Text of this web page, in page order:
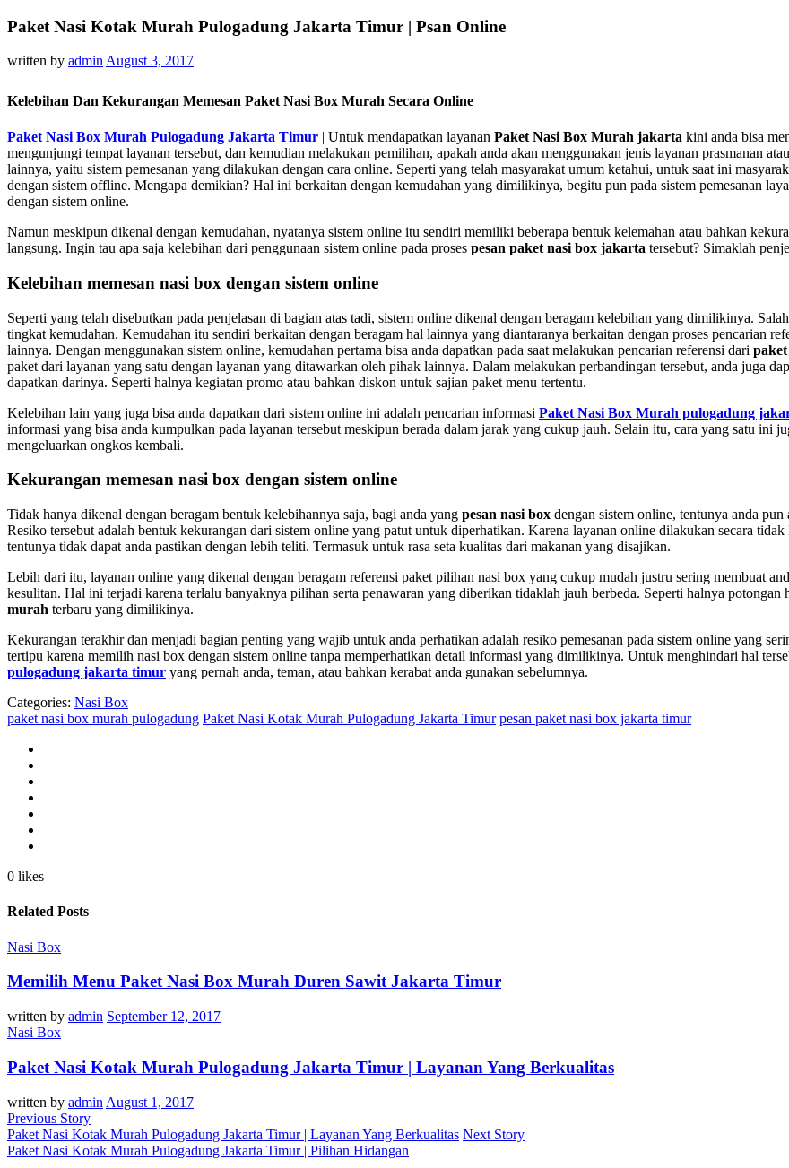
Paket Nasi Kotak Murah Pulogadung Jakarta Timur | Psan Online
written by adminAugust 3, 2017
Kelebihan Dan Kekurangan Memesan Paket Nasi Box Murah Secara Online
Paket Nasi Box Murah Pulogadung Jakarta Timur | Untuk mendapatkan layanan Paket Nasi Box Murah jakarta kini anda bisa
mengunjungi tempat layanan tersebut, dan kemudian melakukan pemilihan, apakah anda akan menggunakan jenis layanan prasmanan
lainnya, yaitu sistem pemesanan yang dilakukan dengan cara online. Seperti yang telah masyarakat umum ketahui, untuk saat ini
dengan sistem offline. Mengapa demikian? Hal ini berkaitan dengan kemudahan yang dimilikinya, begitu pun pada sistem pemesanan
dengan sistem online.
Namun meskipun dikenal dengan kemudahan, nyatanya sistem online itu sendiri memiliki beberapa bentuk kelemahan atau bahkan
langsung. Ingin tau apa saja kelebihan dari penggunaan sistem online pada proses pesan paket nasi box jakarta tersebut? Simaklah
Kelebihan memesan nasi box dengan sistem online
Seperti yang telah disebutkan pada penjelasan di bagian atas tadi, sistem online dikenal dengan beragam kelebihan yang dimilikinya.
tingkat kemudahan. Kemudahan itu sendiri berkaitan dengan beragam hal lainnya yang diantaranya berkaitan dengan proses pencarian
lainnya. Dengan menggunakan sistem online, kemudahan pertama bisa anda dapatkan pada saat melakukan pencarian referensi dari
paket dari layanan yang satu dengan layanan yang ditawarkan oleh pihak lainnya. Dalam melakukan perbandingan tersebut, anda juga
dapatkan darinya. Seperti halnya kegiatan promo atau bahkan diskon untuk sajian paket menu tertentu.
Kelebihan lain yang juga bisa anda dapatkan dari sistem online ini adalah pencarian informasi Paket Nasi Box Murah pulogadung
informasi yang bisa anda kumpulkan pada layanan tersebut meskipun berada dalam jarak yang cukup jauh. Selain itu, cara yang satu ini
mengeluarkan ongkos kembali.
Kekurangan memesan nasi box dengan sistem online
Tidak hanya dikenal dengan beragam bentuk kelebihannya saja, bagi anda yang pesan nasi box dengan sistem online, tentunya anda
Resiko tersebut adalah bentuk kekurangan dari sistem online yang patut untuk diperhatikan. Karena layanan online dilakukan secara
tentunya tidak dapat anda pastikan dengan lebih teliti. Termasuk untuk rasa seta kualitas dari makanan yang disajikan.
Lebih dari itu, layanan online yang dikenal dengan beragam referensi paket pilihan nasi box yang cukup mudah justru sering membuat
kesulitan. Hal ini terjadi karena terlalu banyaknya pilihan serta penawaran yang diberikan tidaklah jauh berbeda. Seperti halnya potongan
murah terbaru yang dimilikinya.
Kekurangan terakhir dan menjadi bagian penting yang wajib untuk anda perhatikan adalah resiko pemesanan pada sistem online yang
tertipu karena memilih nasi box dengan sistem online tanpa memperhatikan detail informasi yang dimilikinya. Untuk menghindari hal
pulogadung jakarta timur yang pernah anda, teman, atau bahkan kerabat anda gunakan sebelumnya.
Categories: Nasi Box
paket nasi box murah pulogadung Paket Nasi Kotak Murah Pulogadung Jakarta Timur pesan paket nasi box jakarta timur
0 likes
Related Posts
Nasi Box
Memilih Menu Paket Nasi Box Murah Duren Sawit Jakarta Timur
written by admin September 12, 2017
Nasi Box
Paket Nasi Kotak Murah Pulogadung Jakarta Timur | Layanan Yang Berkualitas
written by admin August 1, 2017
Previous Story
Paket Nasi Kotak Murah Pulogadung Jakarta Timur | Layanan Yang Berkualitas Next Story
Paket Nasi Kotak Murah Pulogadung Jakarta Timur | Pilihan Hidangan